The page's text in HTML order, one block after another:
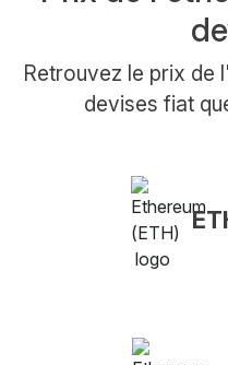
Retrouvez le prix de
devises fiat